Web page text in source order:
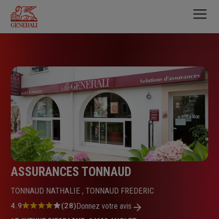
contenu
principal
ASSURANCES TONNAUD
TONNAUD NATHALIE , TONNAUD FREDERIC
Note
4.9 (28)Donnez votre avis